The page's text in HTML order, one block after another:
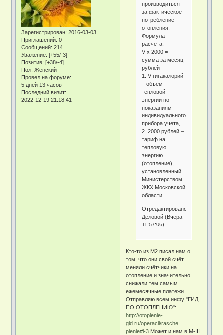
Зарегистрирован: 2016-03-03
Приглашений: 0
Сообщений: 214
Уважение: [+55/-3]
Позитив: [+38/-4]
Пол: Женский
Провел на форуме:
5 дней 13 часов
Последний визит:
2022-12-19 21:18:41
производиться
за фактическое
потребление
отопления.
Формула
расчета:
V х 2000 =
сумма за месяц
рублей
1. V гигакалорий
– объем
тепловой
энергии по
показаниям
индивидуального
прибора учета,
2. 2000 рублей –
тариф на
тепловую
энергию
(отопление),
установленный
Министерством
ЖКХ Московской
области
Отредактировано
Деловой (Вчера
11:57:06)
Кто-то из М2 писал нам о
том, что они свой счёт
меняли счётчики на
отопление и значительно
снижали тем самым
ежемесячные платежи.
Отправляю всем инфу "ГИД
ПО ОТОПЛЕНИЮ":
http://otoplenie-
gid.ru/operacii/rasche …
plenie#i-3 Может и нам в М-III